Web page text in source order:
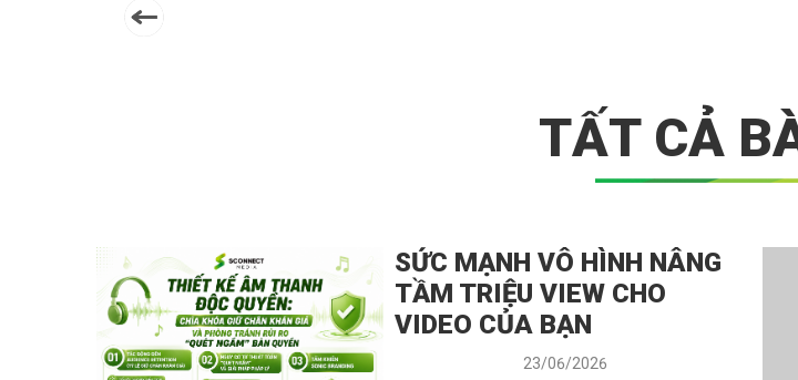
TẤT CẢ
SỨC MẠNH VÔ HÌNH NÂNG
TẦM TRIỆU VIEW CHO
VIDEO CỦA BẠN
23/06/2026